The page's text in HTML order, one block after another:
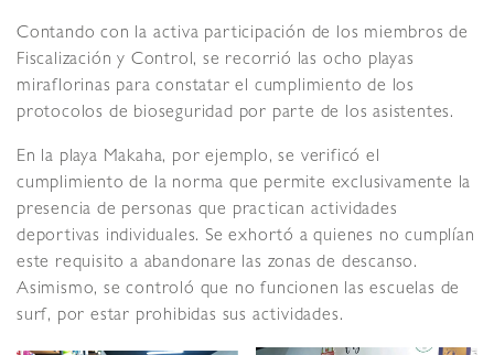
Contando con la activa participación de los miembros de
Fiscalización y Control, se recorrió las ocho playas
miraflorinas para constatar el cumplimiento de los
protocolos de bioseguridad por parte de los asistentes.
En la playa Makaha, por ejemplo, se verificó el
cumplimiento de la norma que permite exclusivamente la
presencia de personas que practican actividades
deportivas individuales. Se exhortó a quienes no cumplían
este requisito a abandonare las zonas de descanso.
Asimismo, se controló que no funcionen las escuelas de
surf, por estar prohibidas sus actividades.